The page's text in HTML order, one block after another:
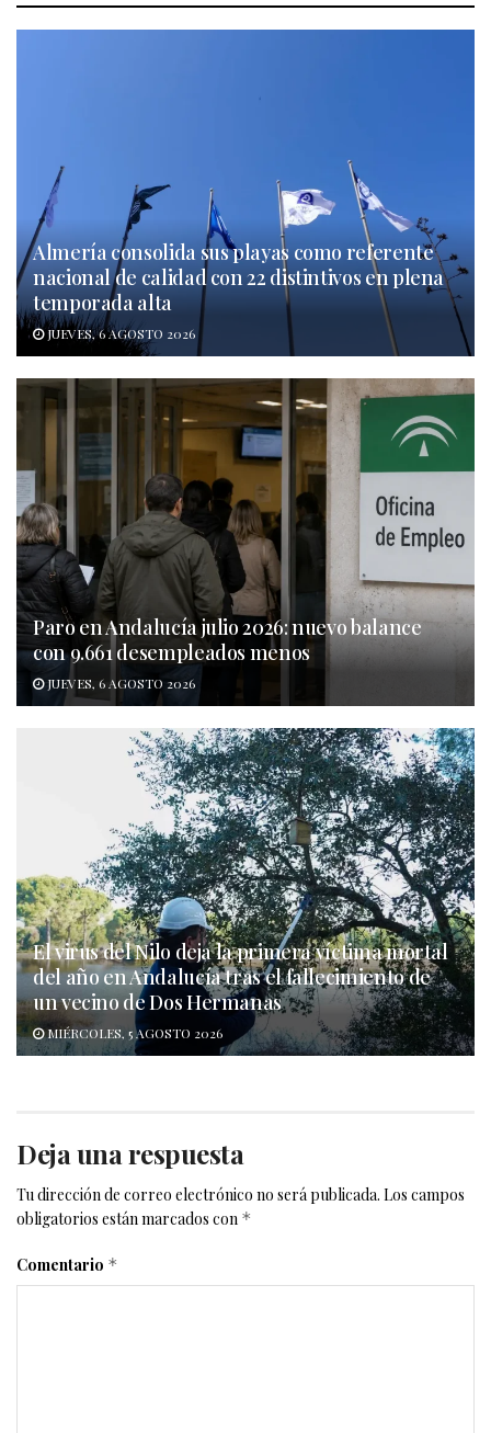
Almería consolida sus playas como referente
nacional de calidad con 22 distintivos en plena
temporada alta
JUEVES, 6 AGOSTO 2026
Paro en Andalucía julio 2026: nuevo balance
con 9.661 desempleados menos
JUEVES, 6 AGOSTO 2026
El virus del Nilo deja la primera víctima mortal
del año en Andalucía tras el fallecimiento de
un vecino de Dos Hermanas
MIÉRCOLES, 5 AGOSTO 2026
Deja una respuesta
Tu dirección de correo electrónico no será publicada. Los campos
obligatorios están marcados con *
Comentario *